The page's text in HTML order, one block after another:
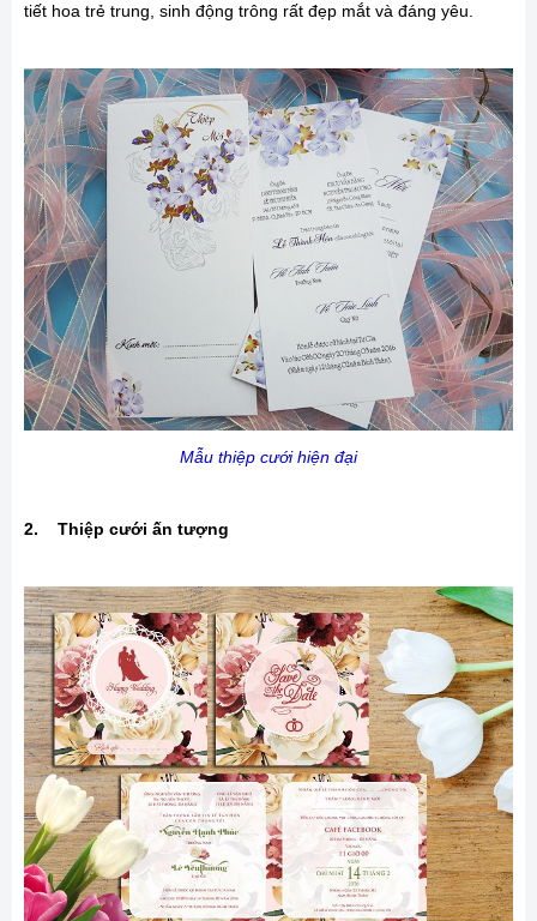
tiết hoa trẻ trung, sinh động trông rất đẹp mắt và đáng yêu.
Mẫu thiệp cưới hiện đại
2. Thiệp cưới ấn tượng